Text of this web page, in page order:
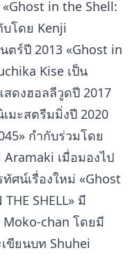
in the Shell:
บโดย Kenji
ตร์ปี 2013 «Ghost in
Kise เป็น
ดงฮอลลีวูดปี 2017
มะสตรีมมิ่งปี 2020
กำกับร่วมโดย
เมื่อมองไป
ศน์เรื่องใหม่ «Ghost
SHELL» มี
chan โดยมี
ขียนบท Shuhei